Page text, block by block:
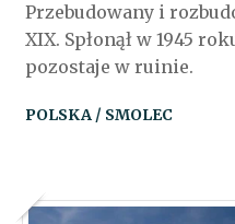
Przebudowany i
XIX. Spłonął w 1945
pozostaje w ruinie.
POLSKA / SMOLEC